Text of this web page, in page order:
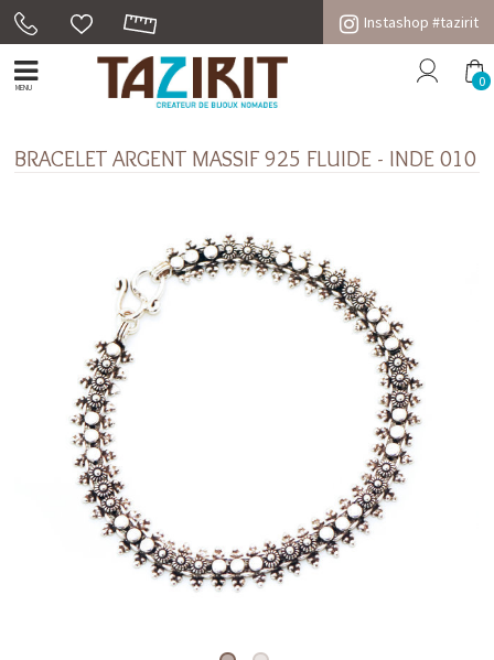
Instashop #tazirit
MENU 0
BRACELET ARGENT MASSIF 925 FLUIDE - INDE 010